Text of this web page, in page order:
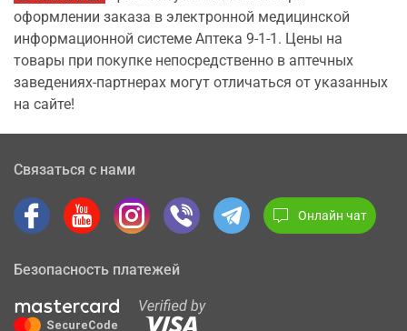
оформлении заказа в электронной медицинской
информационной системе Аптека 9-1-1. Цены на
товары при покупке непосредственно в аптечных
заведениях-партнерах могут отличаться от указанных
на сайте!
Связаться с нами
Онлайн чат
Безопасность платежей